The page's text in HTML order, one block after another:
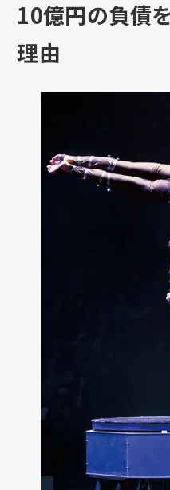
10億円の負債
理由